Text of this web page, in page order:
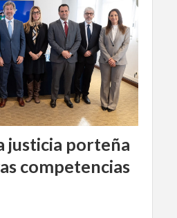
justicia porteña
competencias